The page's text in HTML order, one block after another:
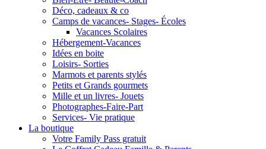
Déco, cadeaux & co
Camps de vacances- Stages- Écoles
Vacances Scolaires
Hébergement-Vacances
Idées en boite
Loisirs- Sorties
Marmots et parents stylés
Petits et Grands gourmets
Mille et un livres- Jouets
Photographes-Faire-Part
Services- Vie pratique
La boutique
Votre Family Pass gratuit